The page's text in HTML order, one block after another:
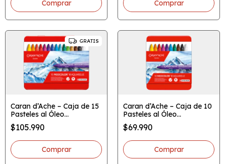
GRATIS
Caran d’Ache – Caja de 15
Pasteles al Óleo
Acuarelables
NEOCOLOR™ II
$105.990
Caran d’Ache – Caja de 10
Pasteles al Óleo
Acuarelables
NEOCOLOR™ II
$69.990